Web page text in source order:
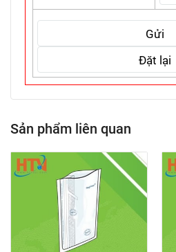
Sản phẩm liên quan